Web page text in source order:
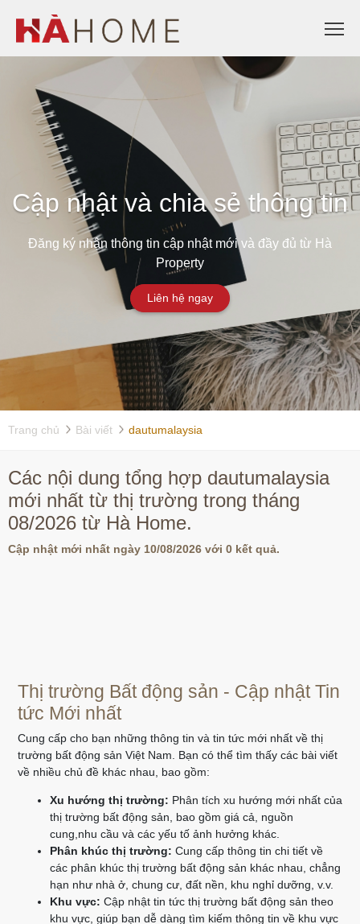
Cập nhật và chia sẻ thông tin
Đăng ký nhận thông tin cập nhật mới và đầy đủ từ Hà
Property
Liên hệ ngay
Trang chủ Bài viết dautumalaysia
Các nội dung tổng hợp dautumalaysia
mới nhất từ thị trường trong tháng
08/2026 từ Hà Home.
Cập nhật mới nhất ngày 10/08/2026 với 0 kết quả.
Thị trường Bất động sản - Cập nhật Tin
tức Mới nhất
Cung cấp cho bạn những thông tin và tin tức mới nhất về thị
trường bất động sản Việt Nam. Bạn có thể tìm thấy các bài viết
về nhiều chủ đề khác nhau, bao gồm:
Xu hướng thị trường: Phân tích xu hướng mới nhất của
thị trường bất động sản, bao gồm giá cả, nguồn
cung,nhu cầu và các yếu tố ảnh hưởng khác.
Phân khúc thị trường: Cung cấp thông tin chi tiết về
các phân khúc thị trường bất động sản khác nhau, chẳng
hạn như nhà ở, chung cư, đất nền, khu nghỉ dưỡng, v.v.
Khu vực: Cập nhật tin tức thị trường bất động sản theo
khu vực, giúp bạn dễ dàng tìm kiếm thông tin về khu vực